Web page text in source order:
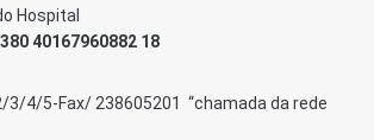
Hospital
40167960882 18
4/5-Fax/ 238605201 “chamada da rede